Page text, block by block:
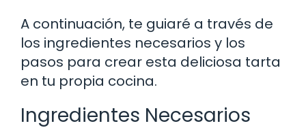
A continuación, te guiaré a través de
los ingredientes necesarios y los
pasos para crear esta deliciosa tarta
en tu propia cocina.
Ingredientes Necesarios